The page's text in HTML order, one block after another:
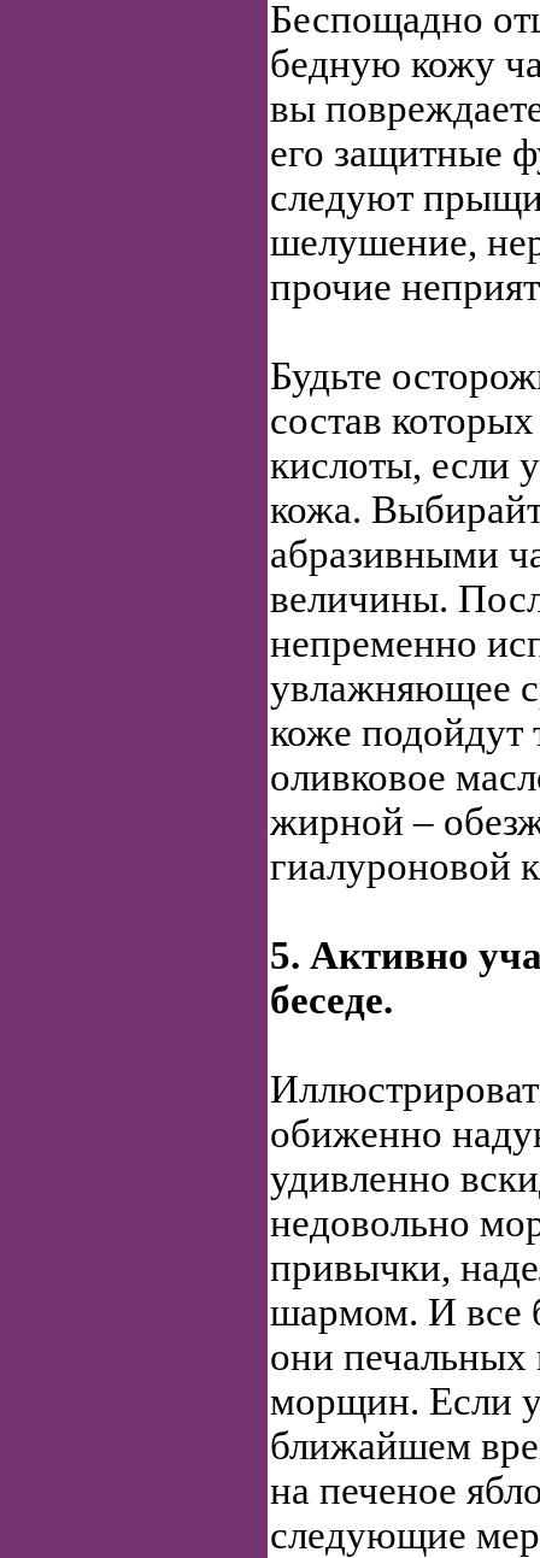
Беспощадно
бедную кожу
вы
его защитные
следуют
шелушение,
прочие
Будьте
состав
кислоты, если
кожа.
абразивными
величины.
непременно
увлажняющее
коже подойдут
оливковое
жирной –
гиалуроновой
5. Активно
беседе.
обиженно
удивленно
недовольно
привычки,
шармом. И все
они печальных
морщин. Если
ближайшем
на печеное
следующие